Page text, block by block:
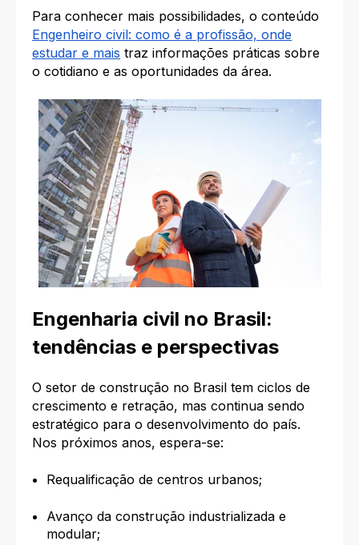
Para conhecer mais possibilidades, o conteúdo
Engenheiro civil: como é a profissão, onde
estudar e mais traz informações práticas sobre
o cotidiano e as oportunidades da área.
Engenharia civil no Brasil:
tendências e perspectivas
O setor de construção no Brasil tem ciclos de
crescimento e retração, mas continua sendo
estratégico para o desenvolvimento do país.
Nos próximos anos, espera-se:
Requalificação de centros urbanos;
Avanço da construção industrializada e
modular;